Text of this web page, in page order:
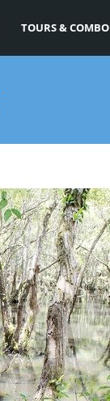
TOURS & COMBO